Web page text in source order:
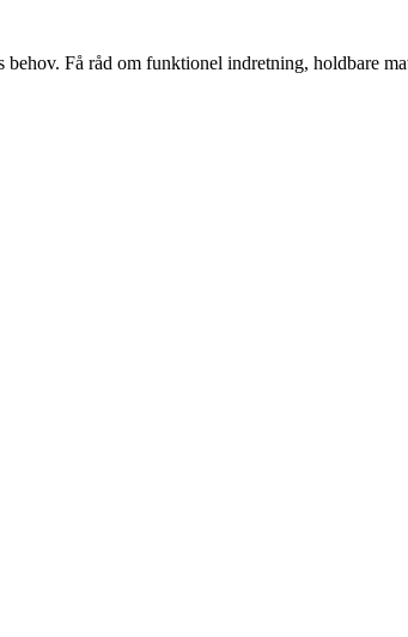
Få råd om funktionel indretning, holdbare